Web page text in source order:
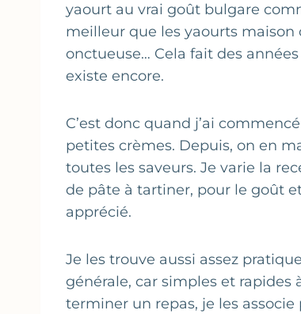
yaourt au vrai goût bulgare
meilleur que les yaourts
onctueuse… Cela fait des
existe encore.
C’est donc quand j’ai
petites crèmes. Depuis, on en
toutes les saveurs. Je varie la
de pâte à tartiner, pour le goût
apprécié.
Je les trouve aussi assez
générale, car simples et rapides
terminer un repas, je les